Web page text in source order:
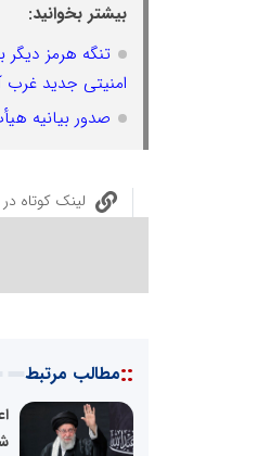
بیشتر بخوانید:
تنگه هرمز
امنیتی جدید غرب
صدور بیانیه هیأت دولت در
لینک کوتاه
::مطالب مرتبط